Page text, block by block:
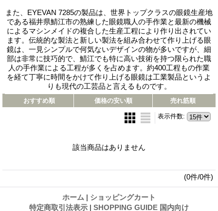
また、EYEVAN 7285の製品は、世界トップクラスの眼鏡生産地
である福井県鯖江市の熟練した眼鏡職人の手作業と最新の機械
によるマシンメイドの複合した生産工程により作り出されてい
ます。伝統的な製法と新しい製法を組み合わせて作り上げる眼
鏡は、一見シンプルで何気ないデザインの物が多いですが、細
部は非常に技巧的で、鯖江でも特に高い技術を持つ限られた職
人の手作業による工程が多くを占めます。約400工程もの作業
を経て丁寧に時間をかけて作り上げる眼鏡は工業製品というよ
りも現代の工芸品と言えるものです。
おすすめ順 価格の安い順 売れ筋順
表示件数:
該当商品はありません
(0件/0件)
ホーム | ショッピングカート
特定商取引法表示 | SHOPPING GUIDE 国内向け